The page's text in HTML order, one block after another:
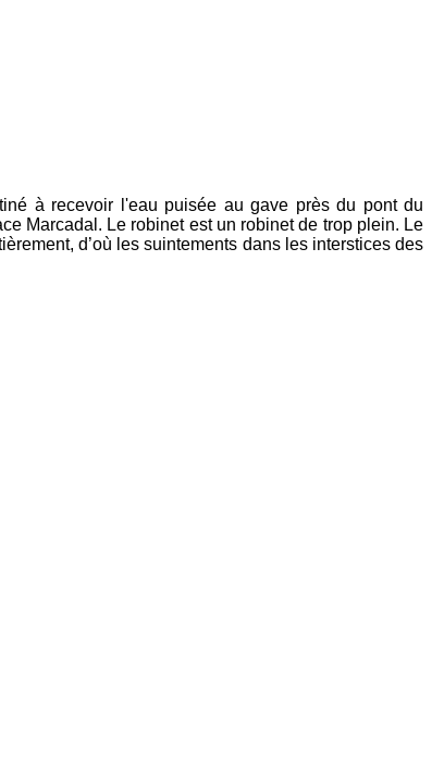
à recevoir l'eau puisée au gave près du pont du
Marcadal. Le robinet est un robinet de trop plein. Le
d’où les suintements dans les interstices des